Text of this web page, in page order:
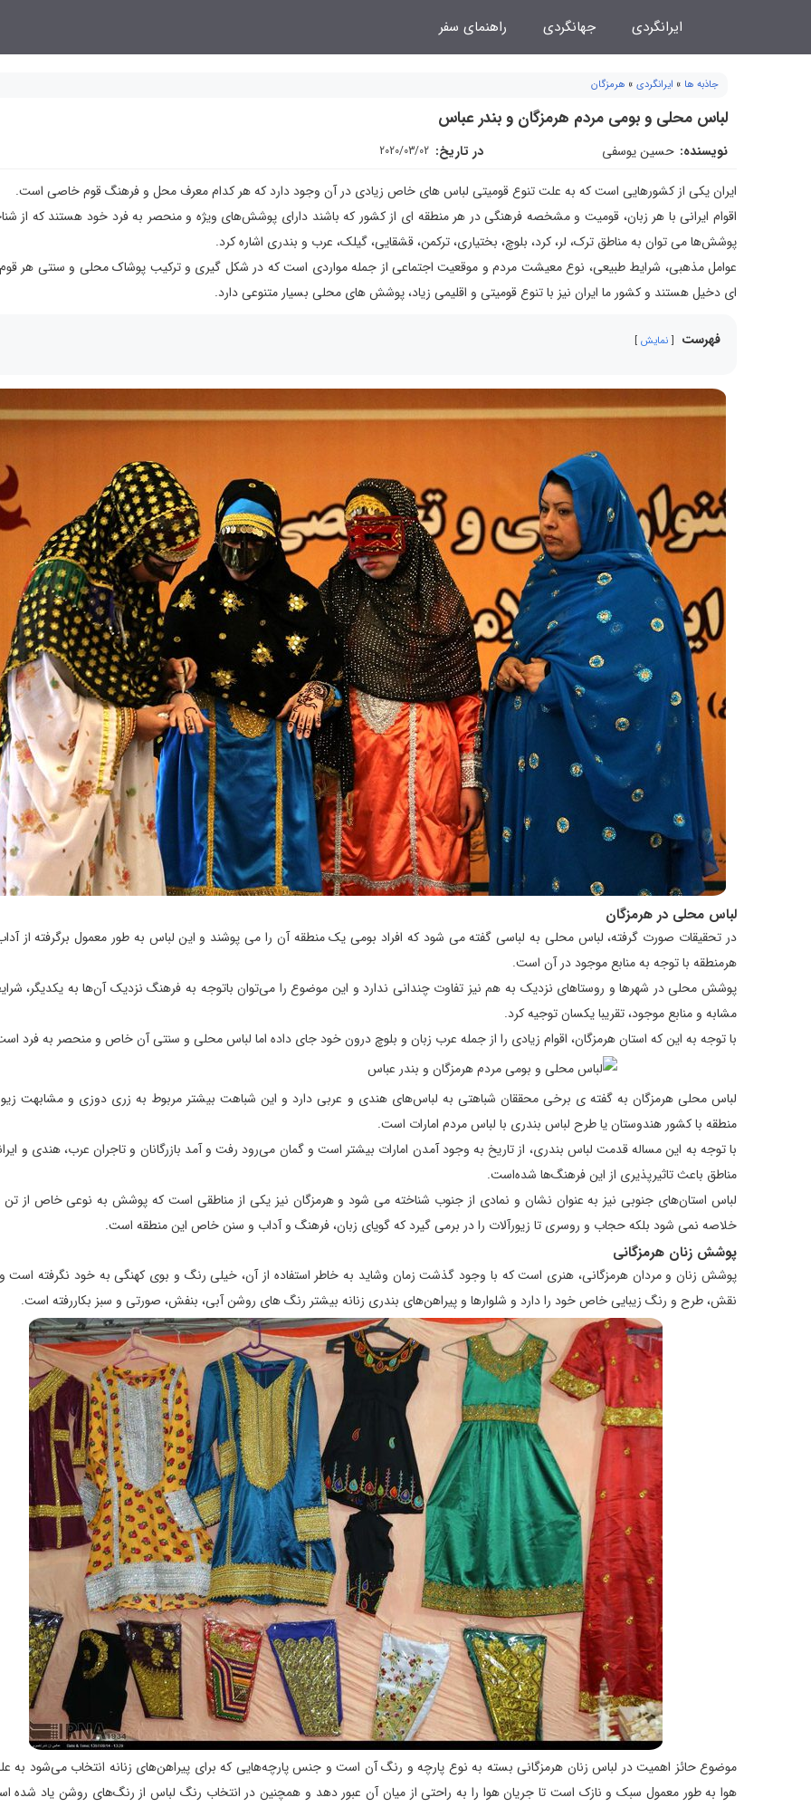
ایرانگردی جهانگردی راهنمای سفر
جاذبه ها » ایرانگردی » هرمزگان
لباس محلی و بومی مردم هرمزگان و بندر عباس
نویسنده: حسین یوسفی در تاریخ: 2020/03/02
ایران یکی از کشورهایی است که به علت تنوع قومیتی لباس های خاص زیادی در آن وجود دارد که هر کدام معرف محل و فرهنگ قوم خاصی است.
اقوام ایرانی با هر زبان، قومیت و مشخصه فرهنگی در هر منطقه ای از کشور که باشند دارای پوشش‌های ویژه و منحصر به فرد خود هستند که از
پوشش‌ها می توان به مناطق ترک، لر، کرد، بلوچ، بختیاری، ترکمن، قشقایی، گیلک، عرب و بندری اشاره کرد.
عوامل مذهبی، شرایط طبیعی، نوع معیشت مردم و موقعیت اجتماعی از جمله مواردی است که در شکل گیری و ترکیب پوشاک محلی و سنتی هر
ای دخیل هستند و کشور ما ایران نیز با تنوع قومیتی و اقلیمی زیاد، پوشش های محلی بسیار متنوعی دارد.
فهرست نمایش
لباس محلی در هرمزگان
در تحقیقات صورت گرفته، لباس محلی به لباسی گفته می شود که افراد بومی یک منطقه آن را می ‌پوشند و این لباس به طور معمول برگرفته از
هرمنطقه با توجه به منابع موجود در آن است.
پوشش محلی در شهرها و روستاهای نزدیک به هم نیز تفاوت چندانی ندارد و این موضوع را می‌توان باتوجه به فرهنگ نزدیک آن‌ها به یکدیگر،
مشابه و منابع موجود، تقریبا یکسان توجیه کرد.
با توجه به این که استان هرمزگان، اقوام زیادی را از جمله عرب زبان و بلوچ درون خود جای داده اما لباس محلی و سنتی آن خاص و منحصر به فرد
لباس محلی هرمزگان به گفته ی برخی محققان شباهتی به لباس‌های هندی و عربی دارد و این شباهت بیشتر مربوط به زری دوزی و مشابهت
منطقه با کشور هندوستان یا طرح لباس بندری با لباس مردم امارات است.
با توجه به این مساله قدمت لباس بندری، از تاریخ به وجود آمدن امارات بیشتر است و گمان می‌رود رفت‌ و آمد بازرگانان و تاجران عرب، هندی و
مناطق باعث تاثیرپذیری از این فرهنگ‌ها شده‌است.
لباس استان‌های جنوبی نیز به عنوان نشان و نمادی از جنوب شناخته می شود و هرمزگان نیز یکی از مناطقی است که پوشش به نوعی خاص از تن
خلاصه نمی شود بلکه حجاب و روسری تا زیورآلات را در برمی گیرد که گویای زبان، فرهنگ و آداب و سنن خاص این منطقه است.
پوشش زنان هرمزگانی
پوشش زنان و مردان هرمزگانی، هنری است که با وجود گذشت زمان وشاید به خاطر استفاده از آن، خیلی رنگ و بوی کهنگی به خود نگرفته است
نقش، طرح و رنگ زیبایی خاص خود را دارد و شلوارها و پیراهن‌های بندری زنانه بیشتر رنگ های روشن آبی، بنفش، صورتی و سبز بکاررفته است.
موضوع حائز اهمیت در لباس زنان هرمزگانی بسته به نوع پارچه و رنگ آن است و جنس پارچه‌هایی که برای پیراهن‌های زنانه انتخاب می‌شود به
هوا به طور معمول سبک و نازک است تا جریان هوا را به راحتی از میان آن عبور دهد و همچنین در انتخاب رنگ لباس از رنگ‌های روشن یاد شده